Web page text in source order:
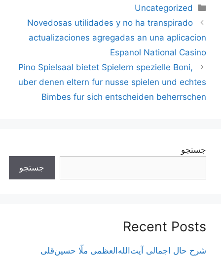
دسته‌ها
Uncategorized
ناوبری
نوشته‌ها
Novedosas utilidades y no ha transpirado
actualizaciones agregadas an una aplicacion
Espanol National Casino
Pino Spielsaal bietet Spielern spezielle Boni,
uber denen eltern fur nusse spielen und echtes
Bimbes fur sich entscheiden beherrschen
جستجو
جستجو
Recent Posts
شرح حال اجمالی آیت‌الله‌العظمی ملّا حسین‌قلی